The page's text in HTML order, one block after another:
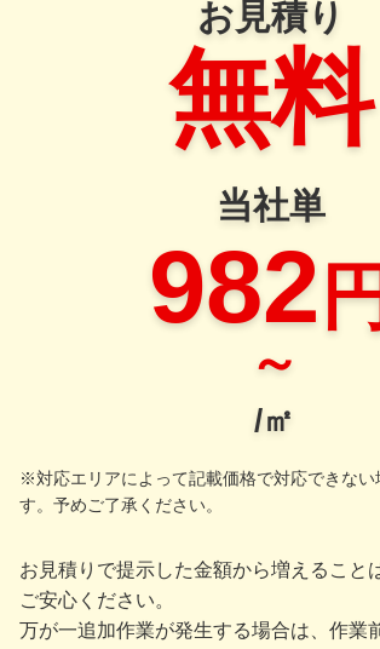
お見積り
無料
当社単
982 円
～
/㎡
※対応エリアによって記載価格で対応できない
す。予めご了承ください。
お見積りで提示した金額から増えること
ご安心ください。
万が一追加作業が発生する場合は、作業